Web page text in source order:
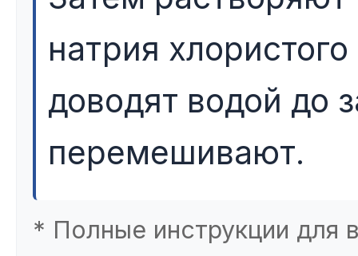
натрия
доводят водой до
перемешивают.
* Полные инструкции для